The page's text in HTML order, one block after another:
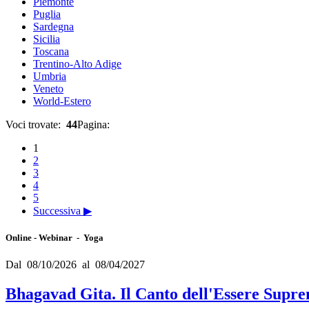
Puglia
Sardegna
Sicilia
Toscana
Trentino-Alto Adige
Umbria
Veneto
World-Estero
Voci trovate: 44Pagina:
1
2
3
4
5
Successiva ▶
Online - Webinar - Yoga
Dal 08/10/2026 al 08/04/2027
Bhagavad Gita. Il Canto dell'Essere